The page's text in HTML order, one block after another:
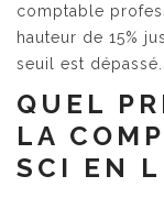
comptable
hauteur de 15%
seuil est dépassé.
QUEL
LA
SCI EN